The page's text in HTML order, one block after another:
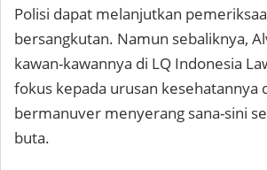
Polisi dapat melanjutkan
bersangkutan. Namun sebaliknya,
kawan-kawannya di LQ Indonesia
fokus kepada urusan kesehatannya
bermanuver menyerang sana-sini
buta.